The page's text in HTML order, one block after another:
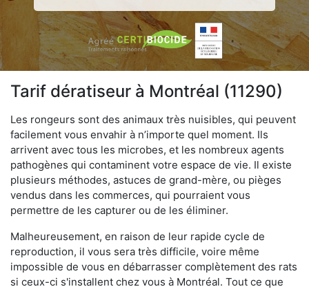
Tarif dératiseur à Montréal (11290)
Les rongeurs sont des animaux très nuisibles, qui peuvent
facilement vous envahir à n’importe quel moment. Ils
arrivent avec tous les microbes, et les nombreux agents
pathogènes qui contaminent votre espace de vie. Il existe
plusieurs méthodes, astuces de grand-mère, ou pièges
vendus dans les commerces, qui pourraient vous
permettre de les capturer ou de les éliminer.
Malheureusement, en raison de leur rapide cycle de
reproduction, il vous sera très difficile, voire même
impossible de vous en débarrasser complètement des rats
si ceux-ci s'installent chez vous à Montréal. Tout ce que